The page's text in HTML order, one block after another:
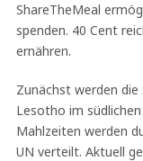
ShareTheMeal
spenden. 40 Cent
ernähren.
Zunächst werden die
Lesotho im
Mahlzeiten werden
UN verteilt. Aktuell